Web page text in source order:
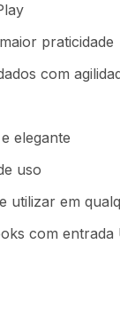
praticidade
com
elegante
uso
utilizar em
com entrada